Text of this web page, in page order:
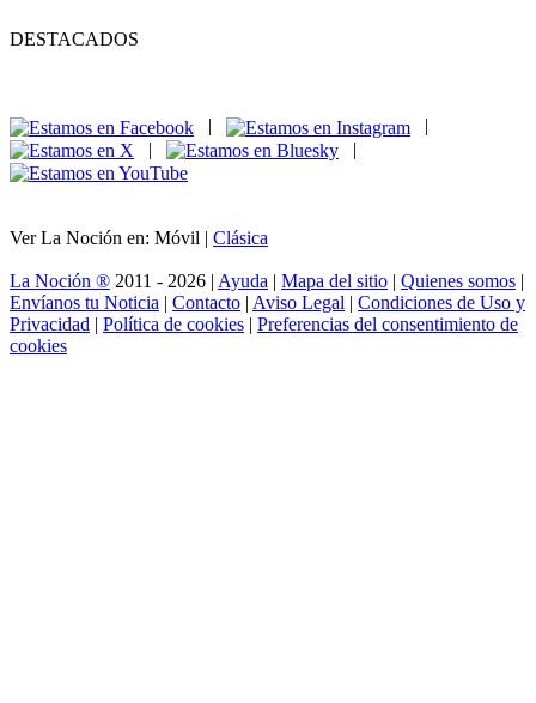
DESTACADOS
|
|
Ver La Noción en: Móvil | Clásica
La Noción ® 2011 - 2026 | Ayuda | Mapa del sitio | Quienes somos |
Envíanos tu Noticia | Contacto | Aviso Legal | Condiciones de Uso y
Privacidad | Política de cookies | Preferencias del consentimiento de
cookies